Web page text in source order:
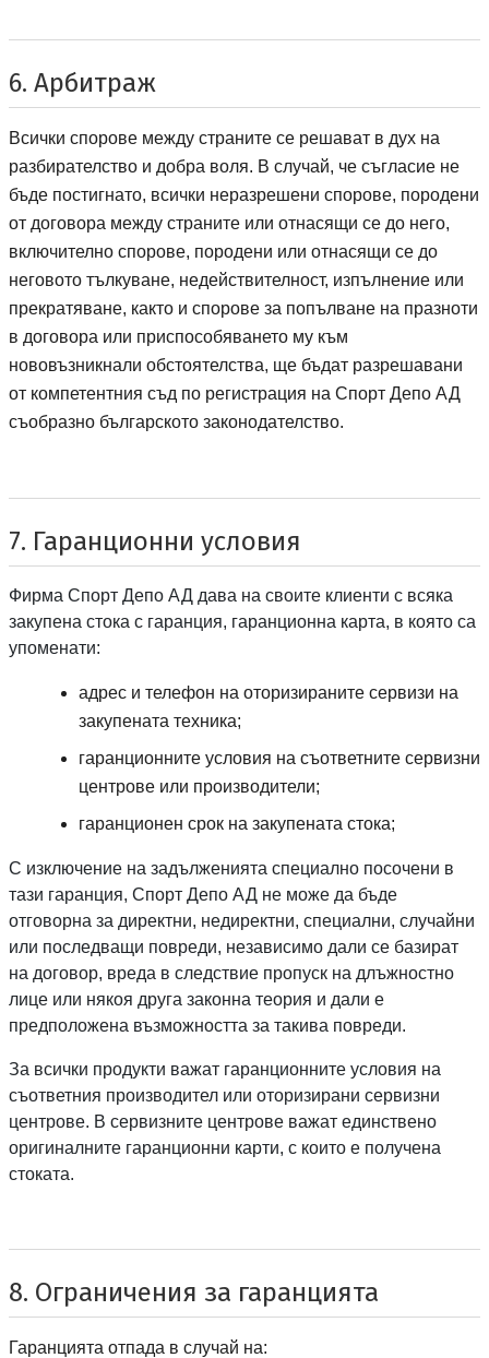
6. Арбитраж
Всички спорове между страните се решават в дух на
разбирателство и добра воля. В случай, че съгласие не
бъде постигнато, всички неразрешени спорове, породени
от договора между страните или отнасящи се до него,
включително спорове, породени или отнасящи се до
неговото тълкуване, недействителност, изпълнение или
прекратяване, както и спорове за попълване на празноти
в договора или приспособяването му към
нововъзникнали обстоятелства, ще бъдат разрешавани
от компетентния съд по регистрация на Спорт Депо АД
съобразно българското законодателство.
7. Гаранционни условия
Фирма Спорт Депо АД Спорт депо А ДЕ
дава на своите клиенти с всяка
закупена стока с гаранция, гаранционна карта, в която са
упоменати:
адрес и телефон на оторизираните сервизи на
закупената техника;
гаранционните условия на съответните сервизни
центрове или производители;
гаранционен срок на закупената стока;
С изключение на задълженията специално посочени в
тази гаранция, Спорт Депо АД не може да бъде
отговорна за директни, недиректни, специални, случайни
или последващи повреди, независимо дали се базират
на договор, вреда в следствие пропуск на длъжностно
лице или някоя друга законна теория и дали е
предположена възможността за такива повреди.
За всички продукти важат гаранционните условия на
съответния производител или оторизирани сервизни
центрове. В сервизните центрове важат единствено
оригиналните гаранционни карти, с които е получена
стоката.
8. Ограничения за гаранцията
Гаранцията отпада в случай на: